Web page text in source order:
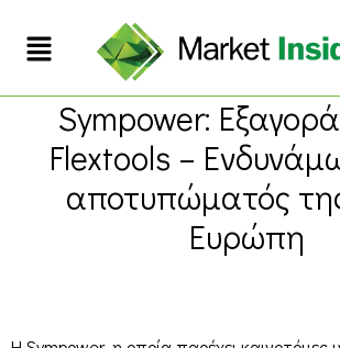
Sympower:
Flextools –
αποτυπώματός
Ευρώπη